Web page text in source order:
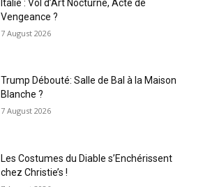
Italie : Vol d’Art Nocturne, Acte de
Vengeance ?
7 August 2026
Trump Débouté: Salle de Bal à la Maison
Blanche ?
7 August 2026
Les Costumes du Diable s’Enchérissent
chez Christie’s !